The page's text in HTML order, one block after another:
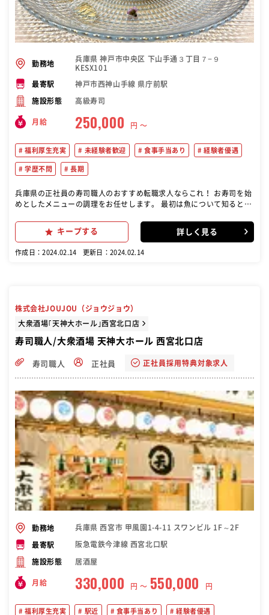
勤務地
兵庫県 神戸市中央区 下山手通３丁目７−９
KESX101
最寄駅 神戸市西神山手線 県庁前駅
施設形態 高級寿司
月給 250,000 円 〜
福利厚生充実 未経験者歓迎 食事手当あり 経験者優遇
学歴不問 長期
兵庫県の正社員の寿司職人のおすすめ転職求人ならこれ！ お寿司を始
めとしたメニューの調理をお任せします。 最初は魚について知るとこ
人前の寿司職人に育て上げます。
キープする 詳しく見る
作成日：2024.02.14 更新日：2024.02.14
株式会社JOUJOU（ジョウジョウ）
大衆酒場｢天神大ホール｣西宮北口店
寿司職人/大衆酒場 天神大ホール 西宮北口店
寿司職人 正社員 正社員採用特典対象求人
勤務地 兵庫県 西宮市 甲風園1-4-11 スワンビル 1F～2F
最寄駅 阪急電鉄今津線 西宮北口駅
施設形態 居酒屋
月給 330,000 円 〜 550,000 円
福利厚生充実 駅近 食事手当あり 経験者優遇